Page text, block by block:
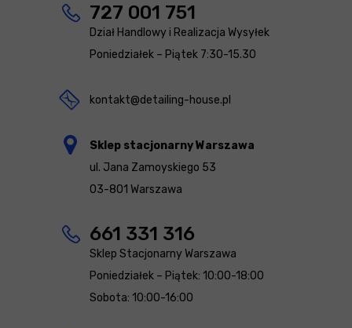
727 001 751
Dział Handlowy i Realizacja Wysyłek
Poniedziałek – Piątek 7:30-15.30
kontakt@detailing-house.pl
Sklep stacjonarny Warszawa
ul. Jana Zamoyskiego 53
03-801 Warszawa
661 331 316
Sklep Stacjonarny Warszawa
Poniedziałek – Piątek: 10:00-18:00
Sobota: 10:00-16:00